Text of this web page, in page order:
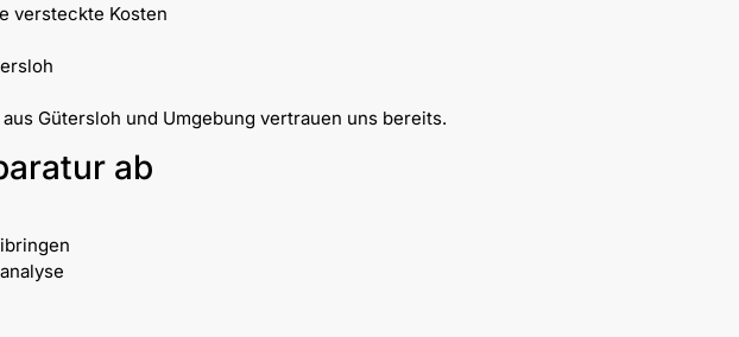
versteckte Kosten
Gütersloh und Umgebung vertrauen uns bereits.
ab